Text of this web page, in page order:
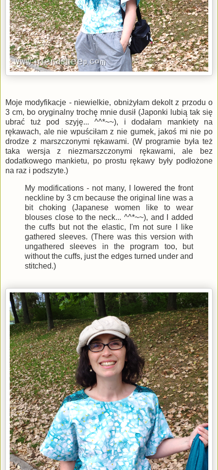
Moje modyfikacje - niewielkie, obniżyłam dekolt z przodu o
3 cm, bo oryginalny trochę mnie dusił (Japonki lubią tak się
ubrać tuż pod szyję... ^^*~~), i dodałam mankiety na
rękawach, ale nie wpuściłam z nie gumek, jakoś mi nie po
drodze z marszczonymi rękawami. (W programie była też
taka wersja z niezmarszczonymi rękawami, ale bez
dodatkowego mankietu, po prostu rękawy były podłożone
na raz i podszyte.)
My modifications - not many, I lowered the front
neckline by 3 cm because the original line was a
bit choking (Japanese women like to wear
blouses close to the neck... ^^*~~), and I added
the cuffs but not the elastic, I'm not sure I like
gathered sleeves. (There was this version with
ungathered sleeves in the program too, but
without the cuffs, just the edges turned under and
stitched.)